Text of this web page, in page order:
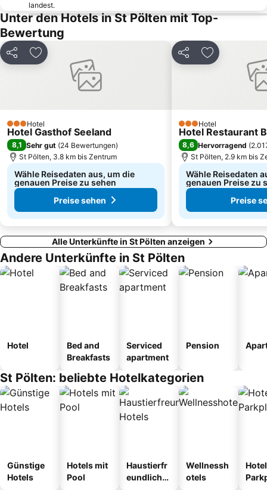
Knappenhof
Burgruine Aggstein
Hauptbahnhof Tulln
Bahnhof Stockerau
Landhausviertel
5-Uhr-Tee
Golfclub Ottenstein
Bahnhof Gars-Thunau
Zur Alten Mühle
landest.
Unter den Hotels in St Pölten mit Top-
Bewertung
Teilen Zu Favoriten hinzufügen
3 Sterne
Hotel
Hotel Gasthof Seeland
8,1 Sehr gut (24 Bewertungen)
St Pölten, 3.8 km bis Zentrum
Wähle Reisedaten aus, um die
genauen Preise zu sehen
Preise sehen
Teilen Zu Favoriten
3 Sterne
Hotel
Hotel Restaurant
8,6 Hervorragend (
St Pölten, 2.9 km bis
Wähle Reisedaten
genauen Preise zu
Preise
Alle Unterkünfte in St Pölten anzeigen
Andere Unterkünfte in St Pölten
Hotel
Bed and
Breakfasts
Serviced
apartment
Pension
St Pölten: beliebte Hotelkategorien
Günstige
Hotels
Hotels mit
Pool
Haustierfr
eundliche
Wellnessh
otels